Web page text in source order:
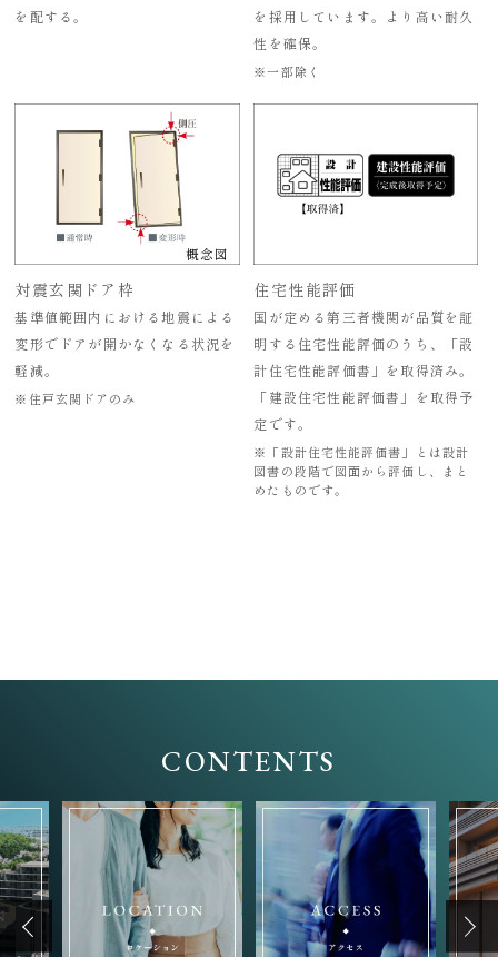
を配する。
を採用しています。より高い耐久
性を確保。
※一部除く
概念図
対震玄関ドア枠
基準値範囲内における地震による
変形でドアが開かなくなる状況を
軽減。
※住戸玄関ドアのみ
住宅性能評価
国が定める第三者機関が品質を証
明する住宅性能評価のうち、「設
計住宅性能評価書」を取得済み。
「建設住宅性能評価書」を取得予
定です。
※「設計住宅性能評価書」とは設計
図書の段階で図面から評価し、まと
めたものです。
CONTENTS